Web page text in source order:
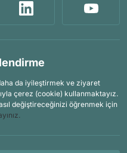
da iyileştirmek ve ziyaret
çerez (cookie) kullanmaktayız.
değiştireceğinizi öğrenmek için